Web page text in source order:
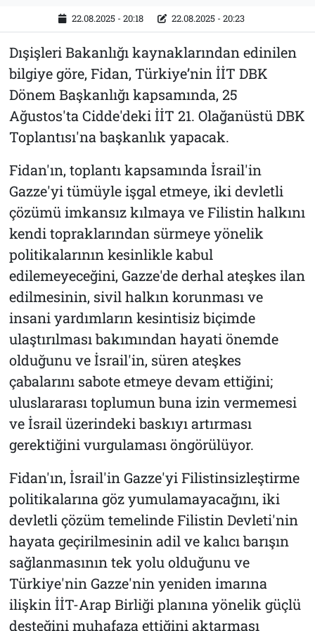
22.08.2025 - 20:18 22.08.2025 - 20:23
Dışişleri Bakanlığı kaynaklarından edinilen
bilgiye göre, Fidan, Türkiye’nin İİT DBK
Dönem Başkanlığı kapsamında, 25
Ağustos'ta Cidde'deki İİT 21. Olağanüstü DBK
Toplantısı'na başkanlık yapacak.
Fidan'ın, toplantı kapsamında İsrail'in
Gazze'yi tümüyle işgal etmeye, iki devletli
çözümü imkansız kılmaya ve Filistin halkını
kendi topraklarından sürmeye yönelik
politikalarının kesinlikle kabul
edilemeyeceğini, Gazze'de derhal ateşkes ilan
edilmesinin, sivil halkın korunması ve
insani yardımların kesintisiz biçimde
ulaştırılması bakımından hayati önemde
olduğunu ve İsrail'in, süren ateşkes
çabalarını sabote etmeye devam ettiğini;
uluslararası toplumun buna izin vermemesi
ve İsrail üzerindeki baskıyı artırması
gerektiğini vurgulaması öngörülüyor.
Fidan'ın, İsrail'in Gazze'yi Filistinsizleştirme
politikalarına göz yumulamayacağını, iki
devletli çözüm temelinde Filistin Devleti'nin
hayata geçirilmesinin adil ve kalıcı barışın
sağlanmasının tek yolu olduğunu ve
Türkiye'nin Gazze'nin yeniden imarına
ilişkin İİT-Arap Birliği planına yönelik güçlü
desteğini muhafaza ettiğini aktarması